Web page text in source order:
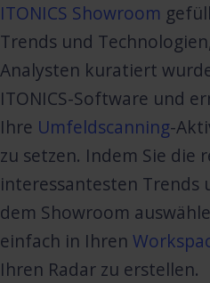
ITONICS Showroom
Trends und
Analysten kuratiert
ITONICS-Software und
Ihre Umfeldscanning-
zu setzen. Indem Sie die
interessantesten Trends
dem Showroom
einfach in Ihren
Ihren Radar zu erstellen.